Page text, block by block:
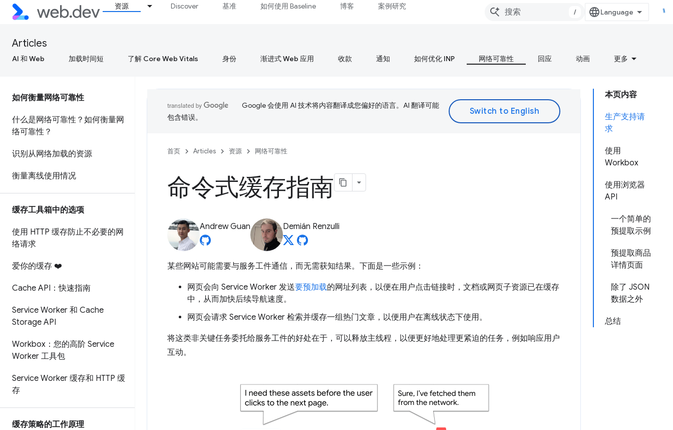
资源 Discover 基准 如何使用 Baseline 博客 案例研究
/
Articles
AI 和 Web 加载时间短 了解 Core Web Vitals 身份 渐进式 Web 应用 收款 通知 如何优化 INP 网络可靠性 回应 动画 更多
如何衡量网络可靠性
什么是网络可靠性？如何衡量网
络可靠性？
识别从网络加载的资源
衡量离线使用情况
缓存工具箱中的选项
使用 HTTP 缓存防止不必要的网
络请求
爱你的缓存 ❤️
Cache API：快速指南
Service Worker 和 Cache
Storage API
Workbox：您的高阶 Service
Worker 工具包
Service Worker 缓存和 HTTP 缓
存
缓存策略的工作原理
本页内容
生产支持请
求
使用
Workbox
使用浏览器
API
一个简单的
预提取示例
预提取商品
详情页面
除了 JSON
数据之外
总结
Google 会使用 AI 技术将内容翻译成您偏好的语言。AI 翻译可能
包含错误。
首页 Articles 资源 网络可靠性
命令式缓存指南
Andrew Guan Demián Renzulli
某些网站可能需要与服务工件通信，而无需获知结果。下面是一些示例：
网页会向 Service Worker 发送要预加载的网址列表，以便在用户点击链接时，文档或网页子资源已在缓存
中，从而加快后续导航速度。
网页会请求 Service Worker 检索并缓存一组热门文章，以便用户在离线状态下使用。
将这类非关键任务委托给服务工件的好处在于，可以释放主线程，以便更好地处理更紧迫的任务，例如响应用户
互动。